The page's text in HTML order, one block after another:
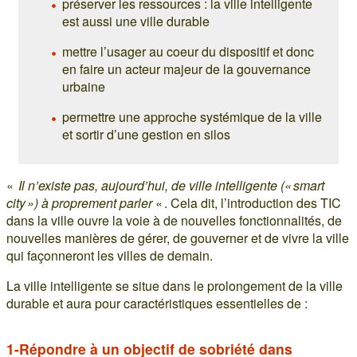
est aussi une ville durable
mettre l’usager au coeur du dispositif et donc
en faire un acteur majeur de la gouvernance
urbaine
permettre une approche systémique de la ville
et sortir d’une gestion en silos
« Il n’existe pas, aujourd’hui, de ville intelligente (« smart
city ») à proprement parler« . Cela dit, l’introduction des TIC
dans la ville ouvre la voie à de nouvelles fonctionnalités, de
nouvelles manières de gérer, de gouverner et de vivre la ville
qui façonneront les villes de demain.
La ville intelligente se situe dans le prolongement de la ville
durable et aura pour caractéristiques essentielles de :
1-Répondre à un objectif de sobriété dans